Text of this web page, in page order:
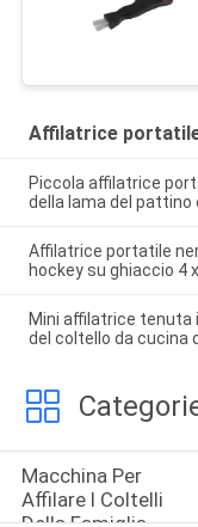
Affilatrice
Piccola affilatrice
della lama del pattino
Affilatrice portatile
hockey su ghiaccio 4
Mini affilatrice tenuta
del coltello da cucina
Macchina Per
Affilare I Coltelli